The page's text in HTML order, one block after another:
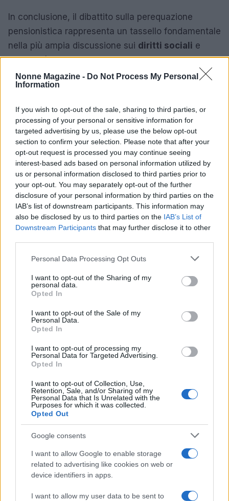
Nonne Magazine - Do Not Process My Personal
Information
If you wish to opt-out of the sale, sharing to third parties, or
processing of your personal or sensitive information for
targeted advertising by us, please use the below opt-out
section to confirm your selection. Please note that after your
opt-out request is processed you may continue seeing
interest-based ads based on personal information utilized by
us or personal information disclosed to third parties prior to
your opt-out. You may separately opt-out of the further
disclosure of your personal information by third parties on the
IAB’s list of downstream participants. This information may
also be disclosed by us to third parties on the IAB’s List of
Downstream Participants that may further disclose it to other
Please note that this website/app uses one or more Google
not limited to your visit or usage behaviour. You may click to
grant or deny consent to Google and its third-party tags to
use your data for below specified purposes in below Google
consent section.
Personal Data Processing Opt Outs
I want to opt-out of the Sharing of my
personal data.
Opted In
I want to opt-out of the Sale of my
Personal Data.
Opted In
I want to opt-out of processing my
Personal Data for Targeted Advertising.
Opted In
I want to opt-out of Collection, Use,
Retention, Sale, and/or Sharing of my
Personal Data that Is Unrelated with the
Purposes for which it was collected.
Opted Out
Google consents
I want to allow Google to enable storage
related to advertising like cookies on web or
device identifiers in apps.
I want to allow my user data to be sent to
In conclusione, il dibattito sulla perequazione
pensionistica rappresenta un tassello fondamentale
nella più ampia discussione sui diritti sociali e
sull’equità economica in Italia. La Corte
Costituzionale si trova ora di fronte a una decisione
cruciale che potrebbe ridefinire il futuro delle
Come immagini un sistema pensionistico più equo?
AUTORE
AiAdhubMedia
Continua a leggere